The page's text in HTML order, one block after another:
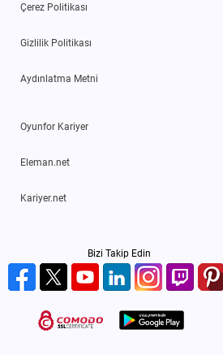
Çerez Politikası
Gizlilik Politikası
Aydınlatma Metni
Oyunfor Kariyer
Eleman.net
Kariyer.net
Bizi Takip Edin